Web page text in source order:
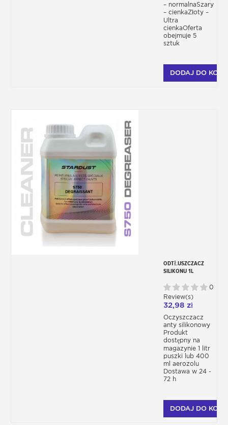
– normalnaSzary
– cienkaZłoty –
Ultra
cienkaOferta
obejmuje 5
sztuk
DODAJ DO
ODTŁUSZCZACZ
SILIKONU 1L
0
Review(s)
32,98 zł
Oczyszczacz
anty silikonowy
Produkt
dostępny na
magazynie 1 litr
puszki lub 400
ml aerozolu
Dostawa w 24 -
72 h
DODAJ DO